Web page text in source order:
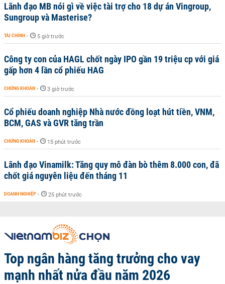
Lãnh đạo MB nói gì về việc tài trợ cho 18 dự án Vingroup,
Sungroup và Masterise?
TÀI CHÍNH - 5 giờ trước
Công ty con của HAGL chốt ngày IPO gần 19 triệu cp với giá
gấp hơn 4 lần cổ phiếu HAG
CHỨNG KHOÁN - 3 giờ trước
Cổ phiếu doanh nghiệp Nhà nước đồng loạt hút tiền, VNM,
BCM, GAS và GVR tăng trần
CHỨNG KHOÁN - 15 phút trước
Lãnh đạo Vinamilk: Tăng quy mô đàn bò thêm 8.000 con, đã
chốt giá nguyên liệu đến tháng 11
DOANH NGHIỆP - 25 phút trước
Top ngân hàng tăng trưởng cho vay
mạnh nhất nửa đầu năm 2026